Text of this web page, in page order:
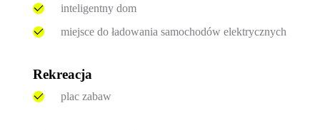
inteligentny dom
miejsce do ładowania samochodów elektrycznych
Rekreacja
plac zabaw